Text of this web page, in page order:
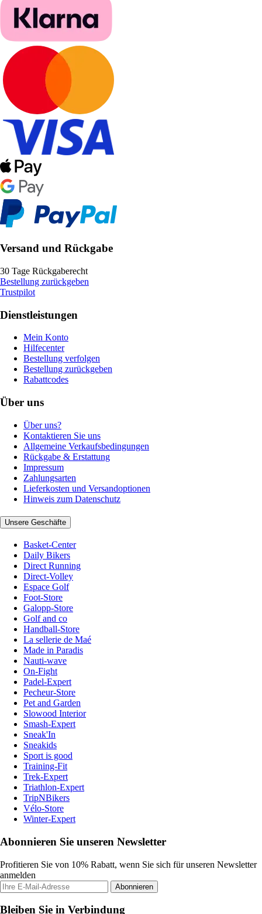
Versand und Rückgabe
30 Tage Rückgaberecht
Bestellung zurückgeben
Trustpilot
Dienstleistungen
Mein Konto
Hilfecenter
Bestellung verfolgen
Bestellung zurückgeben
Rabattcodes
Über uns
Über uns?
Kontaktieren Sie uns
Allgemeine Verkaufsbedingungen
Rückgabe & Erstattung
Impressum
Zahlungsarten
Lieferkosten und Versandoptionen
Hinweis zum Datenschutz
Unsere Geschäfte
Basket-Center
Daily Bikers
Direct Running
Direct-Volley
Espace Golf
Foot-Store
Galopp-Store
Golf and co
Handball-Store
La sellerie de Maé
Made in Paradis
Nauti-wave
On-Fight
Padel-Expert
Pecheur-Store
Pet and Garden
Slowood Interior
Smash-Expert
Sneak'In
Sneakids
Sport is good
Training-Fit
Trek-Expert
Triathlon-Expert
TripNBikers
Vélo-Store
Winter-Expert
Abonnieren Sie unseren Newsletter
Profitieren Sie von 10% Rabatt, wenn Sie sich für unseren Newsletter
anmelden
Abonnieren
Bleiben Sie in Verbindung